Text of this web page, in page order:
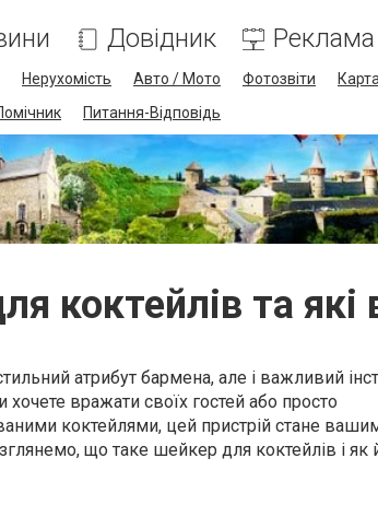
Довідник Реклама
Нерухомість Авто / Мото Фотозвіти
Питання-Відповідь
коктейлів та які
атрибут бармена, але і важливий
вражати своїх гостей або просто
коктейлями, цей пристрій стане
що таке шейкер для коктейлів і як